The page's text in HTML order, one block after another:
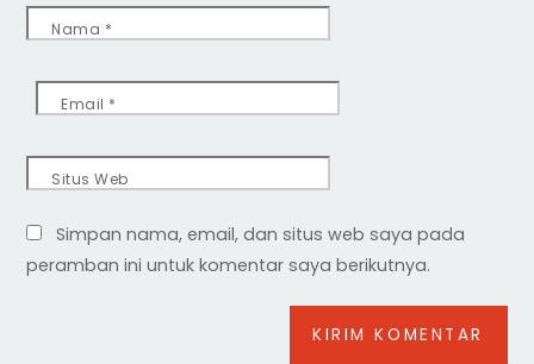
Nama *
Email *
Situs Web
Simpan nama, email, dan situs web saya pada
peramban ini untuk komentar saya berikutnya.